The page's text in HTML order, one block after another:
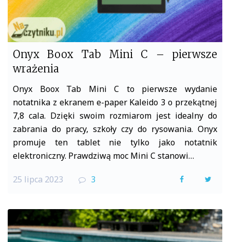
Onyx Boox Tab Mini C – pierwsze
wrażenia
Onyx Boox Tab Mini C to pierwsze wydanie
notatnika z ekranem e-paper Kaleido 3 o przekątnej
7,8 cala. Dzięki swoim rozmiarom jest idealny do
zabrania do pracy, szkoły czy do rysowania. Onyx
promuje ten tablet nie tylko jako notatnik
elektroniczny. Prawdziwą moc Mini C stanowi…
25 lipca 2023 3
F
c
e
i
t